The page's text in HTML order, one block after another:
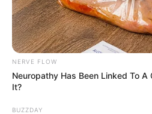
NERVE FLOW
Neuropathy Has Been Linked To A
It?
BUZZDAY